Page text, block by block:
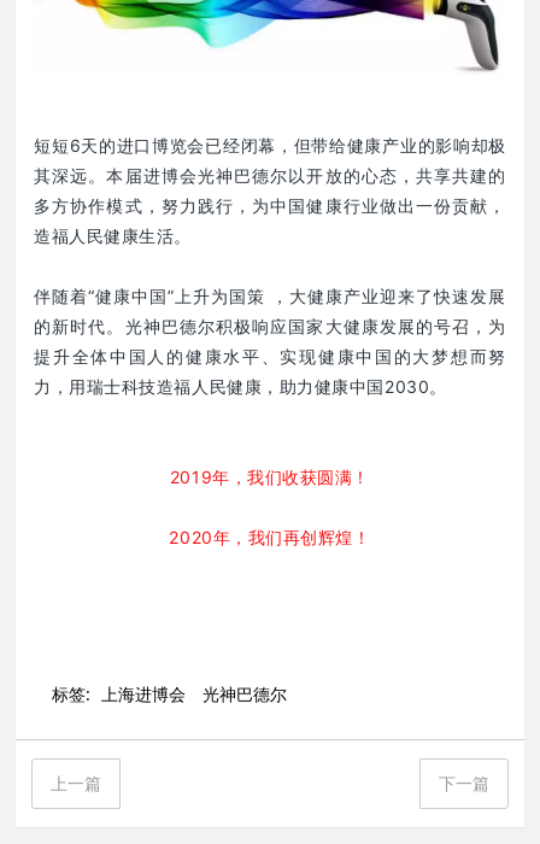
短短6天的进口博览会已经闭幕，但带给健康产业的影响却极
其深远。本届进博会光神巴德尔以开放的心态，共享共建的
多方协作模式，努力践行，为中国健康行业做出一份贡献，
造福人民健康生活。
伴随着“健康中国”上升为国策 ，大健康产业迎来了快速发展
的新时代。光神巴德尔积极响应国家大健康发展的号召，为
提升全体中国人的健康水平、实现健康中国的大梦想而努
力，用瑞士科技造福人民健康，助力健康中国2030。
2019年，我们收获圆满！
2020年，我们再创辉煌！
标签: 上海进博会 光神巴德尔
上一篇 下一篇